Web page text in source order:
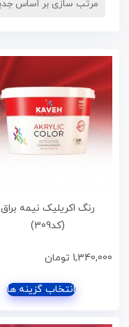
رنگ اکریلیک نیمه براق
(کد309)
1,340,000 تومان
انتخاب گزینه ها